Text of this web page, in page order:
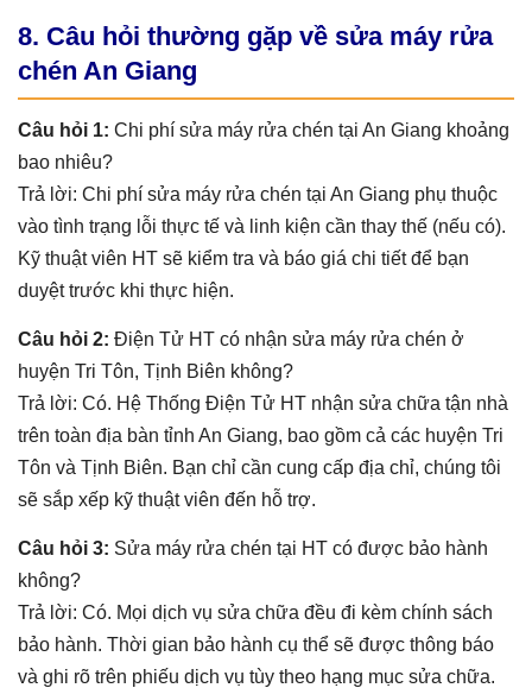
8. Câu hỏi thường gặp về sửa máy rửa
chén An Giang
Câu hỏi 1: Chi phí sửa máy rửa chén tại An Giang khoảng
bao nhiêu?
Trả lời: Chi phí sửa máy rửa chén tại An Giang phụ thuộc
vào tình trạng lỗi thực tế và linh kiện cần thay thế (nếu có).
Kỹ thuật viên HT sẽ kiểm tra và báo giá chi tiết để bạn
duyệt trước khi thực hiện.
Câu hỏi 2: Điện Tử HT có nhận sửa máy rửa chén ở
huyện Tri Tôn, Tịnh Biên không?
Trả lời: Có. Hệ Thống Điện Tử HT nhận sửa chữa tận nhà
trên toàn địa bàn tỉnh An Giang, bao gồm cả các huyện Tri
Tôn và Tịnh Biên. Bạn chỉ cần cung cấp địa chỉ, chúng tôi
sẽ sắp xếp kỹ thuật viên đến hỗ trợ.
Câu hỏi 3: Sửa máy rửa chén tại HT có được bảo hành
không?
Trả lời: Có. Mọi dịch vụ sửa chữa đều đi kèm chính sách
bảo hành. Thời gian bảo hành cụ thể sẽ được thông báo
và ghi rõ trên phiếu dịch vụ tùy theo hạng mục sửa chữa.